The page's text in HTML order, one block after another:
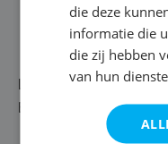
pak vochtplekken
winter
Lees ook:
Bekijk ook:
alle
die deze
informatie die
die zij hebben
van hun